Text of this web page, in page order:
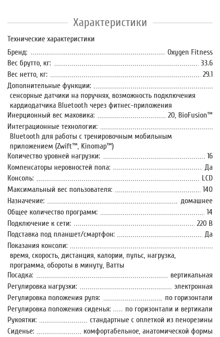
Характеристики
Технические характеристики
Бренд:
Oxygen Fitness
Вес брутто, кг:
33.6
Вес нетто, кг:
29.1
Дополнительные функции:
сенсорные датчики на поручнях, возможность подключения
кардиодатчика Bluetooth через фитнес-приложения
Инерционный вес маховика:
20, BioFusion™
Интеграционные технологии:
Bluetooth для работы с тренировочным мобильным
приложением (Zwift™, Kinomap™)
Количество уровней нагрузки:
16
Компенсаторы неровностей пола:
Да
Консоль:
LCD
Максимальный вес пользователя:
140
Назначение:
домашнее
Общее количество программ:
14
Подключение к сети:
220 В
Подставка под планшет/смартфон:
Да
Показания консоли:
время, скорость, дистанция, калории, пульс, нагрузка,
программа, обороты в минуту, Ватты
Посадка:
вертикальная
Регулировка нагрузки:
электронная
Регулировка положения руля:
по горизонтали
Регулировка положения сиденья:
по горизонтали и вертикали
Рукоятки:
стандартные с оплеткой из пенорезины
Сиденье:
комфортабельное, анатомической формы